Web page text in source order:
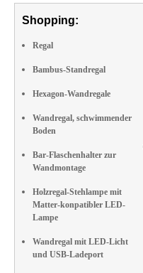
Shopping:
Regal
Bambus-Standregal
Hexagon-Wandregale
Wandregal, schwimmender
Boden
Bar-Flaschenhalter zur
Wandmontage
Holzregal-Stehlampe mit
Matter-konpatibler LED-
Lampe
Wandregal mit LED-Licht
und USB-Ladeport